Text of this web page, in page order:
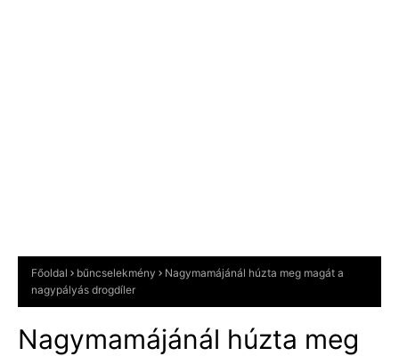
Főoldal bűncselekmény
Nagymamájánál húzta meg magát a
nagypályás drogdíler
Nagymamájánál húzta meg